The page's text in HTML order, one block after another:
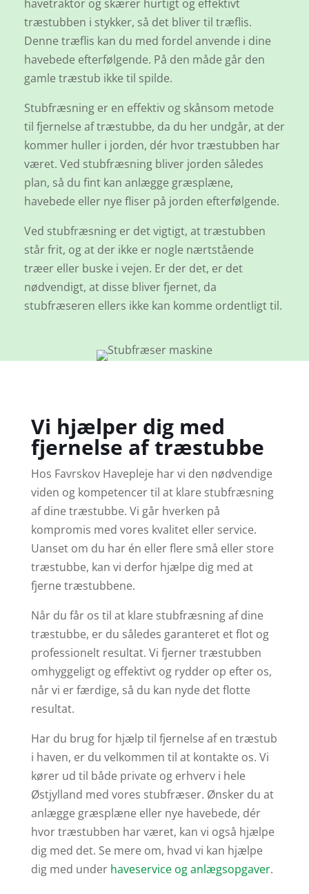
havetraktor og skærer hurtigt og effektivt
træstubben i stykker, så det bliver til træflis.
Denne træflis kan du med fordel anvende i dine
havebede efterfølgende. På den måde går den
gamle træstub ikke til spilde.
Stubfræsning er en effektiv og skånsom metode
til fjernelse af træstubbe, da du her undgår, at der
kommer huller i jorden, dér hvor træstubben har
været. Ved stubfræsning bliver jorden således
plan, så du fint kan anlægge græsplæne,
havebede eller nye fliser på jorden efterfølgende.
Ved stubfræsning er det vigtigt, at træstubben
står frit, og at der ikke er nogle nærtstående
træer eller buske i vejen. Er der det, er det
nødvendigt, at disse bliver fjernet, da
stubfræseren ellers ikke kan komme ordentligt til.
Vi hjælper dig med
fjernelse af træstubbe
Hos Favrskov Havepleje har vi den nødvendige
viden og kompetencer til at klare stubfræsning
af dine træstubbe. Vi går hverken på
kompromis med vores kvalitet eller service.
Uanset om du har én eller flere små eller store
træstubbe, kan vi derfor hjælpe dig med at
fjerne træstubbene.
Når du får os til at klare stubfræsning af dine
træstubbe, er du således garanteret et flot og
professionelt resultat. Vi fjerner træstubben
omhyggeligt og effektivt og rydder op efter os,
når vi er færdige, så du kan nyde det flotte
resultat.
Har du brug for hjælp til fjernelse af en træstub
i haven, er du velkommen til at kontakte os. Vi
kører ud til både private og erhverv i hele
Østjylland med vores stubfræser. Ønsker du at
anlægge græsplæne eller nye havebede, dér
hvor træstubben har været, kan vi også hjælpe
dig med det. Se mere om, hvad vi kan hjælpe
dig med under haveservice og anlægsopgaver.